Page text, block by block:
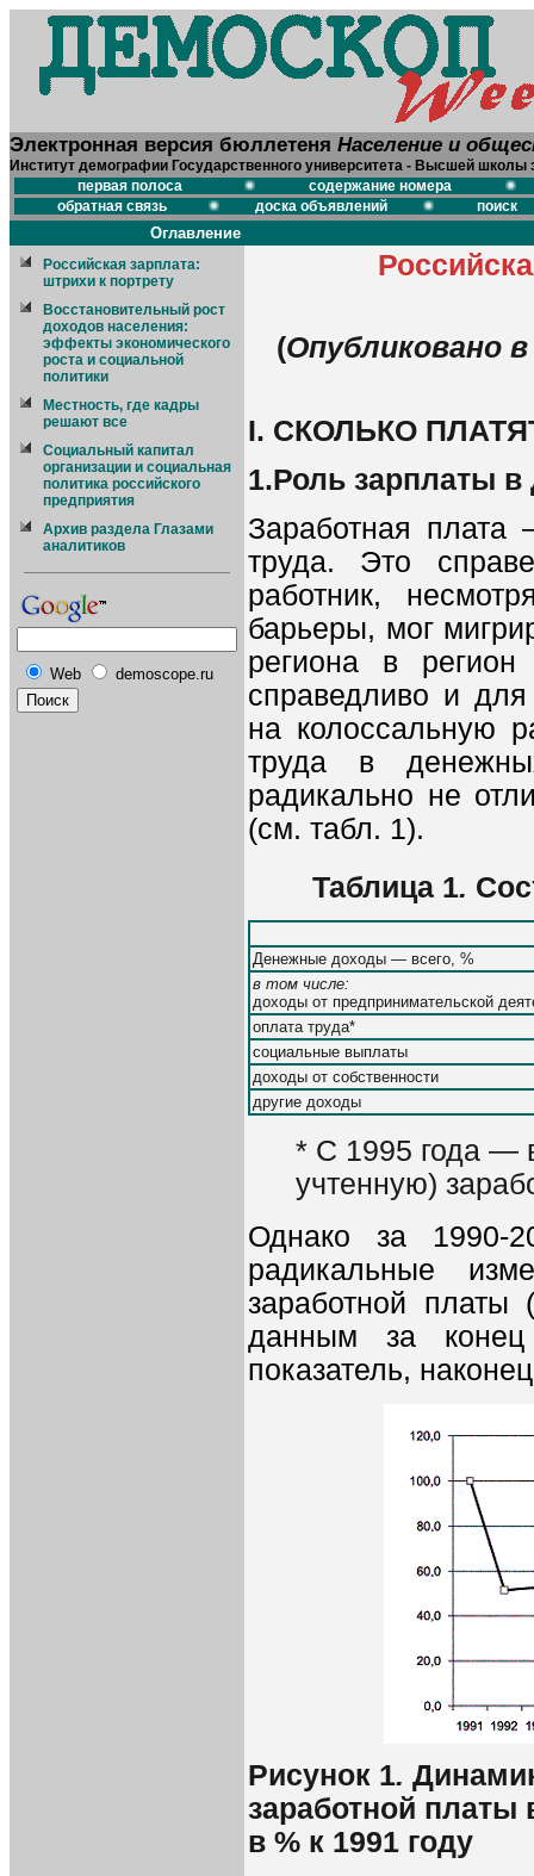
Электронная версия бюллетеня Население и
Институт демографии Государственного университета - Высшей школы
первая полоса
содержание номера
обратная связь
доска объявлений поиск
Оглавление
Российская зарплата:
штрихи к портрету
Восстановительный рост
доходов населения:
эффекты экономического
роста и социальной
политики
Местность, где кадры
решают все
Социальный капитал
организации и социальная
политика российского
предприятия
Архив раздела Глазами
аналитиков
Web demoscope.ru
(Опубликовано
I. СКОЛЬКО
1.Роль зарплаты в
Заработная
труда. Это
работник,
барьеры, мог
региона в
справедливо и
на колоссальную
труда в
радикально не
(см. табл. 1).
Таблица 1.
Денежные доходы — всего, %
в том числе:
доходы от предпринимательской
оплата труда*
социальные выплаты
доходы от собственности
другие доходы
* С 1995 года —
учтенную)
Однако за 1990-
радикальные
заработной
данным за
показатель,
Рисунок 1.
заработной платы
в % к 1991 году